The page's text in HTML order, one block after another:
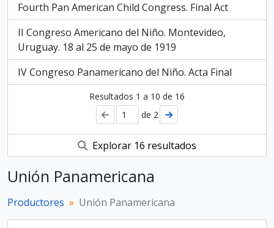
Fourth Pan American Child Congress. Final Act
II Congreso Americano del Niño. Montevideo,
Uruguay. 18 al 25 de mayo de 1919
IV Congreso Panamericano del Niño. Acta Final
Resultados 1 a 10 de 16
de 2
Explorar 16 resultados
Unión Panamericana
Productores Unión Panamericana